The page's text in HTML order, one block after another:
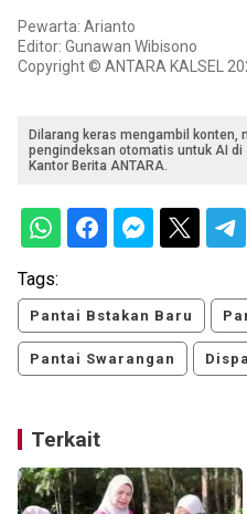
Pewarta: Arianto
Editor: Gunawan Wibisono
Copyright © ANTARA KALSEL
Dilarang keras mengambil konten,
pengindeksan otomatis untuk AI
Kantor Berita ANTARA.
Tags:
Pantai Bstakan Baru
Pantai Swarangan
Terkait